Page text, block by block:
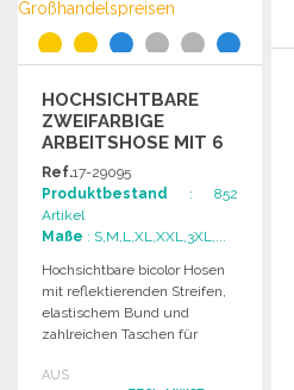
HOCHSICHTBARE
ZWEIFARBIGE
ARBEITSHOSE MIT 6
TASCHEN ZU
GROSSHANDELSPREISEN
Ref.17-29095
Produktbestand : 852
Artikel
Maße : S,M,L,XL,XXL,3XL,...
Hochsichtbare bicolor Hosen
mit reflektierenden Streifen,
elastischem Bund und
zahlreichen Taschen für
Sicherheit.
AUS